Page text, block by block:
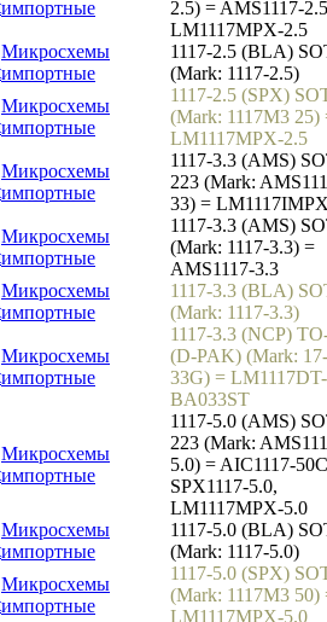
импортные
2.5) = AMS1117-
LM1117MPX-2.5
Микросхемы
импортные
1117-2.5 (BLA)
(Mark: 1117-2.5)
Микросхемы
импортные
1117-2.5 (SPX)
(Mark: 1117M3 25)
LM1117MPX-2.5
Микросхемы
импортные
1117-3.3 (AMS)
223 (Mark:
33) =
Микросхемы
импортные
1117-3.3 (AMS)
(Mark: 1117-3.3) =
AMS1117-3.3
Микросхемы
импортные
1117-3.3 (BLA)
(Mark: 1117-3.3)
Микросхемы
импортные
1117-3.3 (NCP)
(D-PAK) (Mark: 17-
33G) =
BA033ST
Микросхемы
импортные
1117-5.0 (AMS)
223 (Mark:
5.0) = AIC1117-
SPX1117-5.0,
LM1117MPX-5.0
Микросхемы
импортные
1117-5.0 (BLA)
(Mark: 1117-5.0)
Микросхемы
импортные
1117-5.0 (SPX)
(Mark: 1117M3 50)
LM1117MPX-5.0